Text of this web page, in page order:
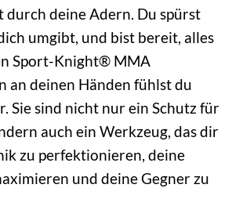
durch deine Adern. Du spürst
umgibt, und bist bereit, alles
Sport-Knight® MMA
an deinen Händen fühlst du
Sie sind nicht nur ein Schutz für
auch ein Werkzeug, das dir
zu perfektionieren, deine
und deine Gegner zu